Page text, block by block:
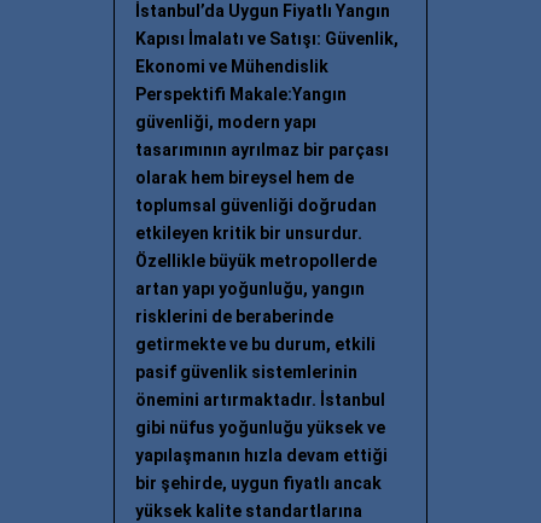
İstanbul’da Uygun Fiyatlı Yangın
Kapısı İmalatı ve Satışı: Güvenlik,
Ekonomi ve Mühendislik
Perspektifi Makale:Yangın
güvenliği, modern yapı
tasarımının ayrılmaz bir parçası
olarak hem bireysel hem de
toplumsal güvenliği doğrudan
etkileyen kritik bir unsurdur.
Özellikle büyük metropollerde
artan yapı yoğunluğu, yangın
risklerini de beraberinde
getirmekte ve bu durum, etkili
pasif güvenlik sistemlerinin
önemini artırmaktadır. İstanbul
gibi nüfus yoğunluğu yüksek ve
yapılaşmanın hızla devam ettiği
bir şehirde, uygun fiyatlı ancak
yüksek kalite standartlarına